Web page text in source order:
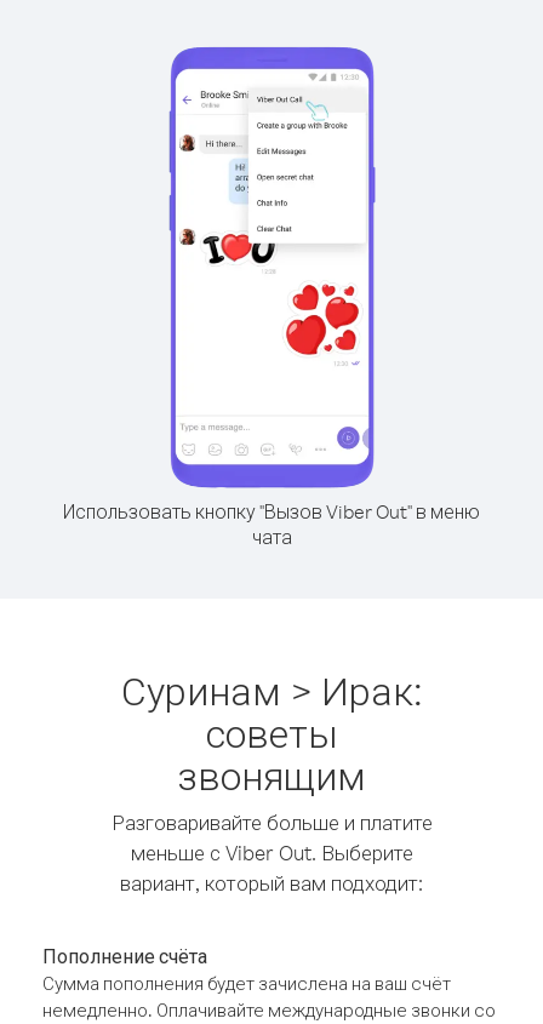
Использовать кнопку "Вызов Viber Out" в меню
чата
Суринам > Ирак:
советы
звонящим
Разговаривайте больше и платите
меньше с Viber Out. Выберите
вариант, который вам подходит:
Пополнение счёта
Сумма пополнения будет зачислена на ваш счёт
немедленно. Оплачивайте международные звонки со